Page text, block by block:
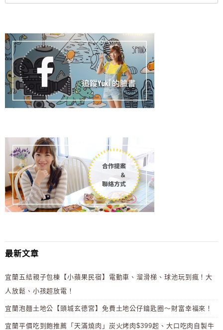
最新文章
宜蘭五結親子包棟【小蘋果民宿】電動車、溜滑梯、球池玩到瘋！大
人放鬆、小孩超放電！
宜蘭泡麵土地公【頭城玄德宮】免費土地公仔鑰匙圈～財富幸福來！
宜蘭平價吃到飽推薦「天滿燒肉」炭火烤肉$399起、大口吃肉自製牛